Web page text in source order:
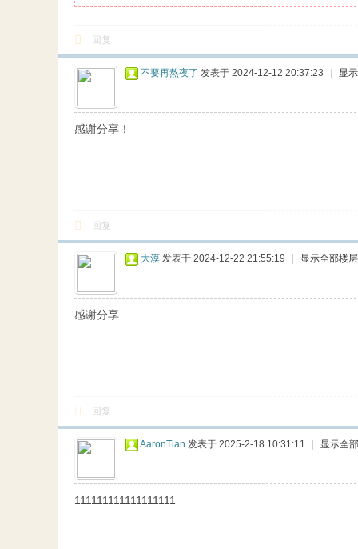
回复
不要再熬夜了 发表于 2024-12-12 20:37:23 显
感谢分享！
回复
大漠 发表于 2024-12-22 21:55:19 显示全部楼层
感谢分享
回复
AaronTian 发表于 2025-2-18 10:31:11 显示全
111111111111111111